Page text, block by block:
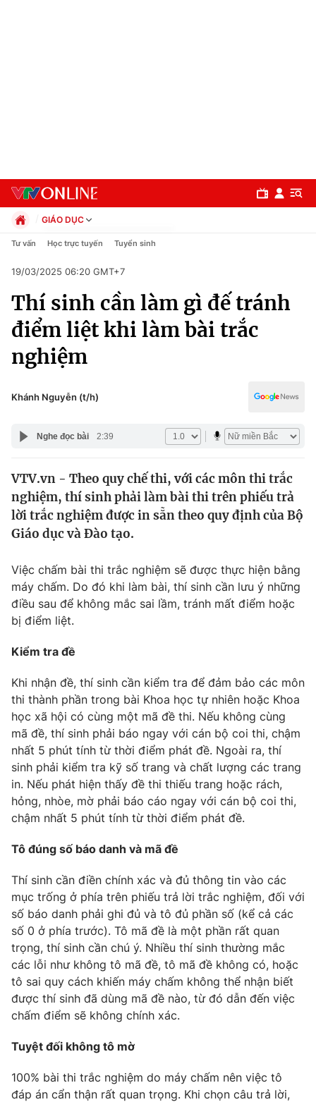
Chuyên mục
Chính trị
Xã hội
Pháp luật
Y tế
Thế giới
Tin tức
Thế giới đó đây
Câu chuyện quốc tế
Kinh tế
Thị trường
Góc doanh nghiệp
Dữ liệu và đời sống
Truyền hình
Nhân vật
Khán giả
Giải sao mai
Giải trí
Điện ảnh
Âm nhạc
Sao
Đời sống
Du lịch
Làm đẹp
Chất lượng cuộc sống
Giáo dục
Tuyển sinh
Học trực tuyến
Công nghệ
Hitech Công nghệ tương lai
Sản phẩm
Thị trường
Tư vấn
Giao lưu trực tuyến
Lịch phát sóng
Chuyên mục khác
Emagazine Podcast
Photo Infographic
Video Shorts video
VTV Money
VTV Sức khoẻ Bất động sản
GIÁO DỤC
Chính trị
Pháp luật
Kinh tế
Thể thao
Truyền hình
Văn hóa - Giải trí
Y tế
Công nghệ
Tư vấn Học trực tuyến Tuyển sinh
19/03/2025 06:20 GMT+7
Thí sinh cần làm gì đế tránh
điểm liệt khi làm bài trắc
nghiệm
Khánh Nguyễn (t/h)
Nghe đọc bài 2:39
VTV.vn - Theo quy chế thi, với các môn thi trắc
nghiệm, thí sinh phải làm bài thi trên phiếu trả
lời trắc nghiệm được in sẵn theo quy định của Bộ
Giáo dục và Đào tạo.
Việc chấm bài thi trắc nghiệm sẽ được thực hiện bằng
máy chấm. Do đó khi làm bài, thí sinh cần lưu ý những
điều sau để không mắc sai lầm, tránh mất điểm hoặc
bị điểm liệt.
Kiểm tra đề
Khi nhận đề, thí sinh cần kiểm tra để đảm bảo các môn
thi thành phần trong bài Khoa học tự nhiên hoặc Khoa
học xã hội có cùng một mã đề thi. Nếu không cùng
mã đề, thí sinh phải báo ngay với cán bộ coi thi, chậm
nhất 5 phút tính từ thời điểm phát đề. Ngoài ra, thí
sinh phải kiểm tra kỹ số trang và chất lượng các trang
in. Nếu phát hiện thấy đề thi thiếu trang hoặc rách,
hỏng, nhòe, mờ phải báo cáo ngay với cán bộ coi thi,
chậm nhất 5 phút tính từ thời điểm phát đề.
Tô đúng số báo danh và mã đề
Thí sinh cần điền chính xác và đủ thông tin vào các
mục trống ở phía trên phiếu trả lời trắc nghiệm, đối với
số báo danh phải ghi đủ và tô đủ phần số (kể cả các
số 0 ở phía trước). Tô mã đề là một phần rất quan
trọng, thí sinh cần chú ý. Nhiều thí sinh thường mắc
các lỗi như không tô mã đề, tô mã đề không có, hoặc
tô sai quy cách khiến máy chấm không thể nhận biết
được thí sinh đã dùng mã đề nào, từ đó dẫn đến việc
chấm điểm sẽ không chính xác.
Tuyệt đối không tô mờ
100% bài thi trắc nghiệm do máy chấm nên việc tô
đáp án cẩn thận rất quan trọng. Khi chọn câu trả lời,